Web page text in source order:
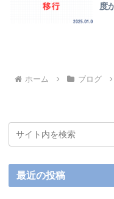
度
ホーム ブログ
最近の投稿